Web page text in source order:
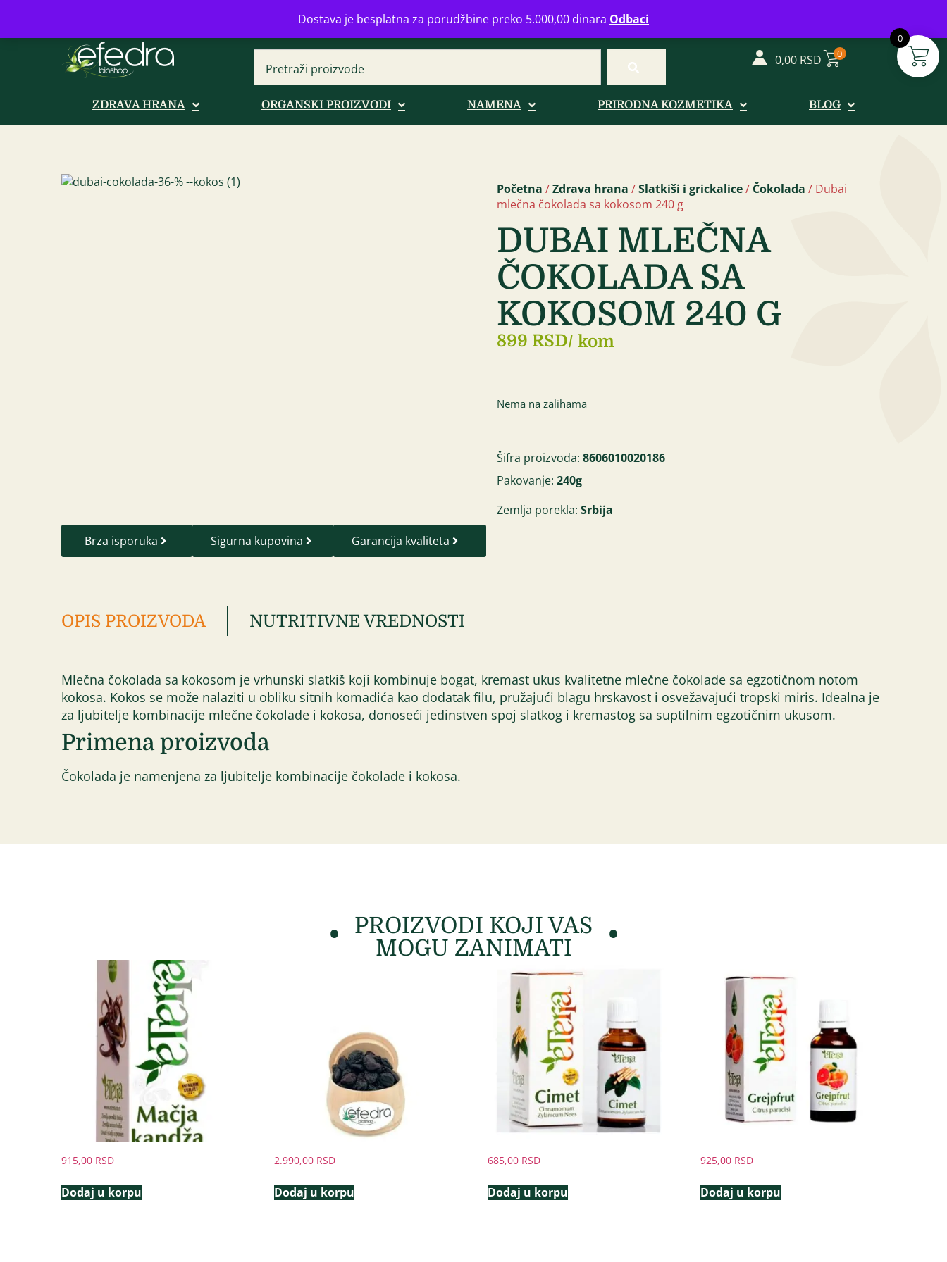
Dostava je besplatna za porudžbine preko 5.000,00 dinara Odbaci
0
Bulevar Mihajla Pupina 16b, Novi Beograd info@zdravahranaonline.rs+381 (0)11 770 39 61Radno vreme: Ponedeljak - Petak od 08-20h
0,00 RSD 0
ZDRAVA HRANA ORGANSKI PROIZVODI NAMENA PRIRODNA KOZMETIKA BLOG
Početna /Zdrava hrana /Slatkiši i grickalice/ Čokolada / Dubai
mlečna čokolada sa kokosom 240 g
DUBAI MLEČNA
ČOKOLADA SA
KOKOSOM 240 G
899 RSD/ kom
Nema na zalihama
Šifra proizvoda:8606010020186
Pakovanje:240g
Zemlja porekla:Srbija
Brza isporuka
Sigurna kupovina Garancija kvaliteta
OPIS PROIZVODA NUTRITIVNE VREDNOSTI
Mlečna čokolada sa kokosom je vrhunski slatkiš koji kombinuje bogat, kremast ukus kvalitetne mlečne čokolade sa egzotičnom notom
kokosa. Kokos se može nalaziti u obliku sitnih komadića kao dodatak filu, pružajući blagu hrskavost i osvežavajući tropski miris. Idealna je
za ljubitelje kombinacije mlečne čokolade i kokosa, donoseći jedinstven spoj slatkog i kremastog sa suptilnim egzotičnim ukusom.
Primena proizvoda
Čokolada je namenjena za ljubitelje kombinacije čokolade i kokosa.
PROIZVODI KOJI VAS
MOGU ZANIMATI
915,00 RSD
Dodaj u korpu
2.990,00 RSD
Dodaj u korpu
685,00 RSD
Dodaj u korpu
925,00 RSD
Dodaj u korpu